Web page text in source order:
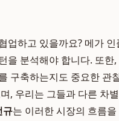
업하고 있을까요? 메가
을 분석해야 합니다. 또
구축하는지도 중요한 관
, 우리는 그들과 다른 차
규는 이러한 시장의 흐름